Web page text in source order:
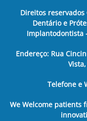
Direitos
Dentário e
Implantodontista
Endereço: Rua
Telefone e
We Welcome patients